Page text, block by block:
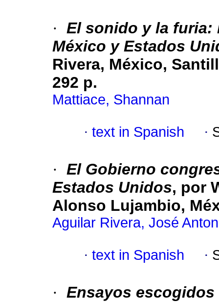
· El sonido y la
México y Estados
Rivera, México,
292 p.
Mattiace, Shannan
· text in Spanish ·
· El Gobierno
Estados Unidos, por
Alonso Lujambio,
Aguilar Rivera, José
· text in Spanish ·
· Ensayos escogidos